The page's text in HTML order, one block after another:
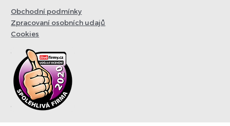
Obchodní podmínky
Zpracovaní osobních udajů
Cookies